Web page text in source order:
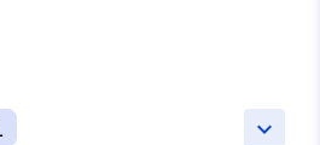
keyboard_arrow_down